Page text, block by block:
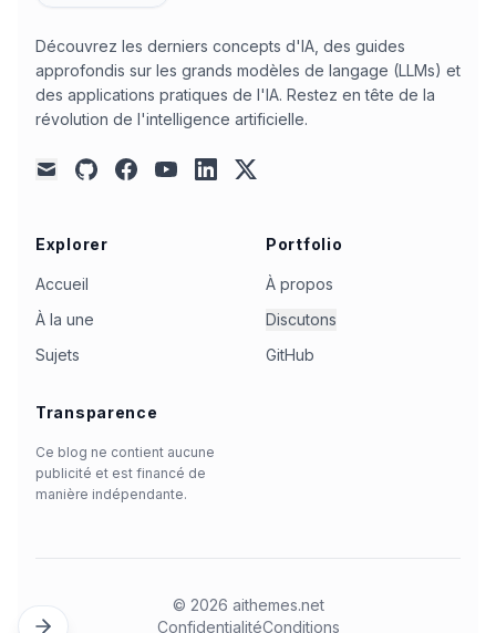
Découvrez les derniers concepts d'IA, des guides
approfondis sur les grands modèles de langage (LLMs) et
des applications pratiques de l'IA. Restez en tête de la
révolution de l'intelligence artificielle.
mail
githubfacebookyoutubelinkedin
x
Explorer
Accueil
À la une
Sujets
Portfolio
À propos
Discutons
GitHub
Transparence
Ce blog ne contient aucune
publicité et est financé de
manière indépendante.
© 2026 aithemes.net
ConfidentialitéConditions